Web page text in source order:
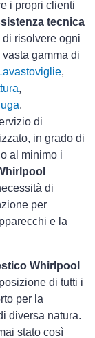
i propri clienti
tecnica
risolvere ogni
gamma di
,
,
.
di
in grado di
al minimo i
di
per
e la
Whirlpool
di tutti i
per la
diversa natura.
stato così